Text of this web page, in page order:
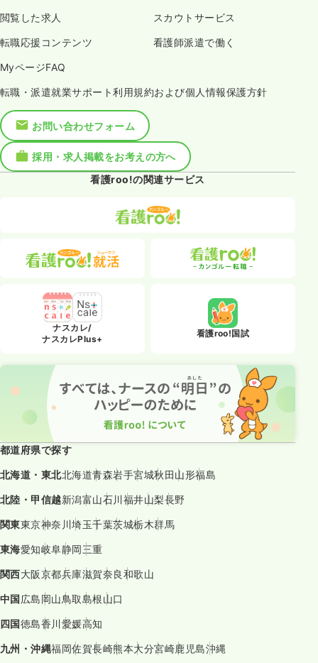
閲覧した求人 スカウトサービス
転職応援コンテンツ 看護師派遣で働く
MyページFAQ
転職・派遣就業サポート利用規約および個人情報保護方針
お問い合わせフォーム
採用・求人掲載をお考えの方へ
看護roo!の関連サービス
ナスカレ/
ナスカレPlus+
看護roo!国試
都道府県で探す
北海道・東北北海道青森岩手宮城秋田山形福島
北陸・甲信越新潟富山石川福井山梨長野
関東東京神奈川埼玉千葉茨城栃木群馬
東海愛知岐阜静岡三重
関西大阪京都兵庫滋賀奈良和歌山
中国広島岡山鳥取島根山口
四国徳島香川愛媛高知
九州・沖縄福岡佐賀長崎熊本大分宮崎鹿児島沖縄